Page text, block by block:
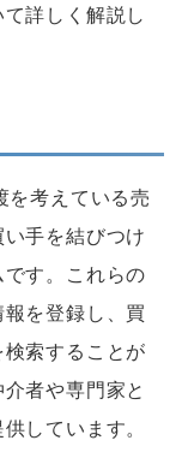
詳しく解説し
を考えている売
手を結びつけ
す。これらの
を登録し、買
索することが
者や専門家と
しています。